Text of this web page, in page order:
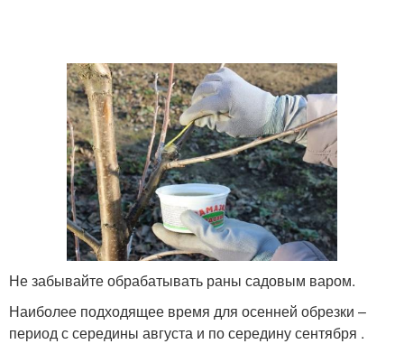
Не забывайте обрабатывать раны садовым варом.
Наиболее подходящее время для осенней обрезки –
период с середины августа и по середину сентября .